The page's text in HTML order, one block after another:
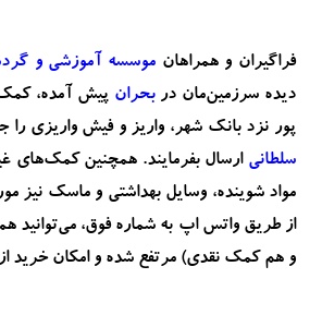
فراگیران و همراهان موسسه آموزشی و
دیده سرزمین‌مان دربحران
پور نزد بانک شهر، واریز و فیش واریزی را جهت
سلطانی ارسال بفرمایند. همچنین کمک‌های
مواد شوینده، وسایل بهداشتی و ماسک نیز
از طریق واتس اپ به شماره فوق، می‌توانید
و هم کمک نقدی) مرتفع شده و امکان خرید